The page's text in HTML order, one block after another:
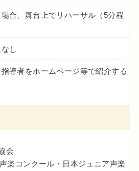
合、舞台上でリハーサル（5分程
し
導者をホームページ等で紹介する
会
楽コンクール・日本ジュニア声楽